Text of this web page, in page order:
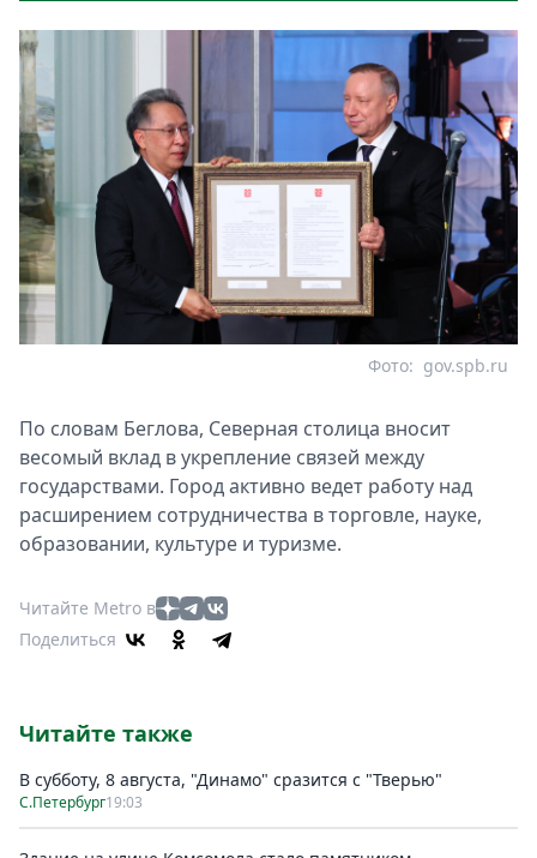
gov.spb.ru
Фото:
По словам Беглова, Северная столица вносит
весомый вклад в укрепление связей между
государствами. Город активно ведет работу над
расширением сотрудничества в торговле, науке,
образовании, культуре и туризме.
Читайте Metro в
Поделиться
Читайте также
В субботу, 8 августа, "Динамо" сразится с "Тверью"
С.Петербург19:03